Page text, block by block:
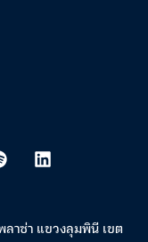
าซ่า แขวงลุมพินี เขต